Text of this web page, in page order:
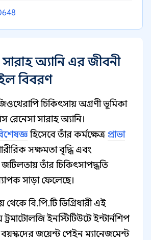
অ্যানি এর জীবনী
বিবরণ
চিকিৎসায় অগ্রণী ভূমিকা
সারাহ অ্যানি।
হিসেবে তাঁর কর্মক্ষেত্রপ্রাভা
সক্ষমতা বৃদ্ধি এবং
জটিলতায় তাঁর চিকিৎসাপদ্ধতি
সাড়া ফেলেছে।
থেকে বি.পি.টি ডিগ্রিধারী এই
ইনস্টিটিউটে ইন্টার্নশিপ
জয়েন্ট পেইন ম্যানেজমেন্ট